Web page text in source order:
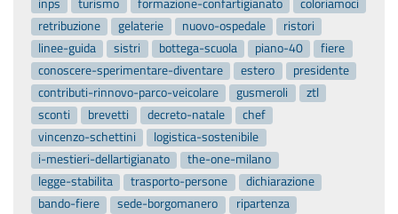
retribuzione
gelaterie nuovo-ospedale
ristori
linee-guida
sistri bottega-scuola piano-40
fiere
conoscere-sperimentare-diventare
estero
presidente
contributi-rinnovo-parco-veicolare
gusmeroli
ztl
sconti
brevetti decreto-natale
chef
vincenzo-schettini
logistica-sostenibile
i-mestieri-dellartigianato
the-one-milano
legge-stabilita
trasporto-persone
dichiarazione
bando-fiere
sede-borgomanero
ripartenza